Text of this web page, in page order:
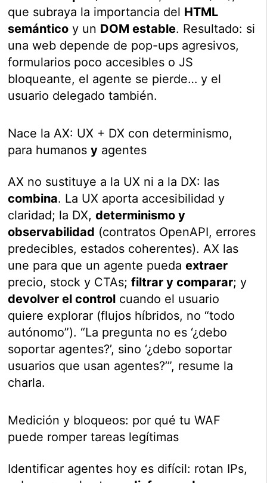
que subraya la importancia del HTML
semántico y un DOM estable. Resultado: si
una web depende de pop-ups agresivos,
formularios poco accesibles o JS
bloqueante, el agente se pierde… y el
usuario delegado también.
Nace la AX: UX + DX con determinismo,
para humanosy agentes
AX no sustituye a la UX ni a la DX: las
combina. La UX aporta accesibilidad y
claridad; la DX,determinismo y
observabilidad (contratos OpenAPI, errores
predecibles, estados coherentes). AX las
une para que un agente puedaextraer
precio, stock y CTAs;filtrar y comparar; y
devolver el control cuando el usuario
quiere explorar (flujos híbridos, no “todo
autónomo”). “La pregunta no es ‘¿debo
soportar agentes?’, sino ‘¿debo soportar
usuarios que usan agentes?’”, resume la
charla.
Medición y bloqueos: por qué tu WAF
puede romper tareas legítimas
Identificar agentes hoy es difícil: rotan IPs,